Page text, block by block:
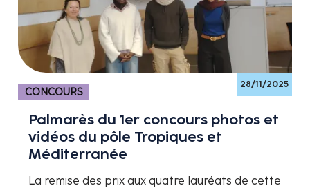
28/11/2025
CONCOURS
Palmarès du 1er concours photos et
vidéos du pôle Tropiques et
Méditerranée
La remise des prix aux quatre lauréats de cette